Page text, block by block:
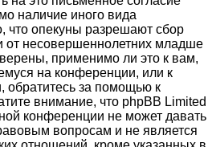
наличие иного вида
что опекуны разрешают сбор
от несовершеннолетних младше
применимо ли это к вам,
на конференции, или к
обратитесь за помощью к
внимание, что phpBB Limited
конференции не может давать
вопросам и не является